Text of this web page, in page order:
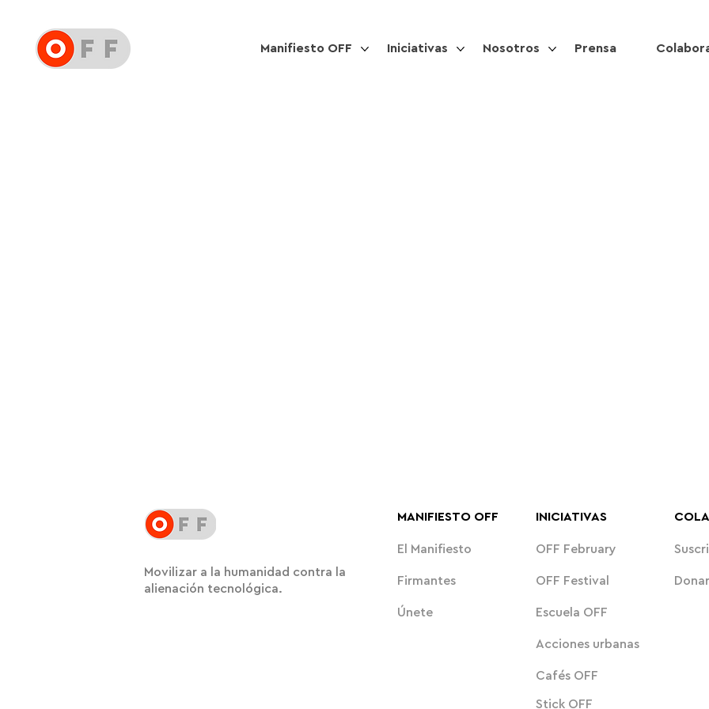
Manifiesto OFF Iniciativas Nosotros Prensa
Movilizar a la humanidad contra la
alienación tecnológica.
MANIFIESTO OFF
El Manifiesto
Firmantes
Únete
INICIATIVAS
OFF February
OFF Festival Donar
Escuela OFF
Acciones urbanas
Cafés OFF
Stick OFF